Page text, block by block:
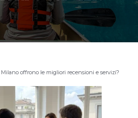
offrono le migliori recensioni e servizi?